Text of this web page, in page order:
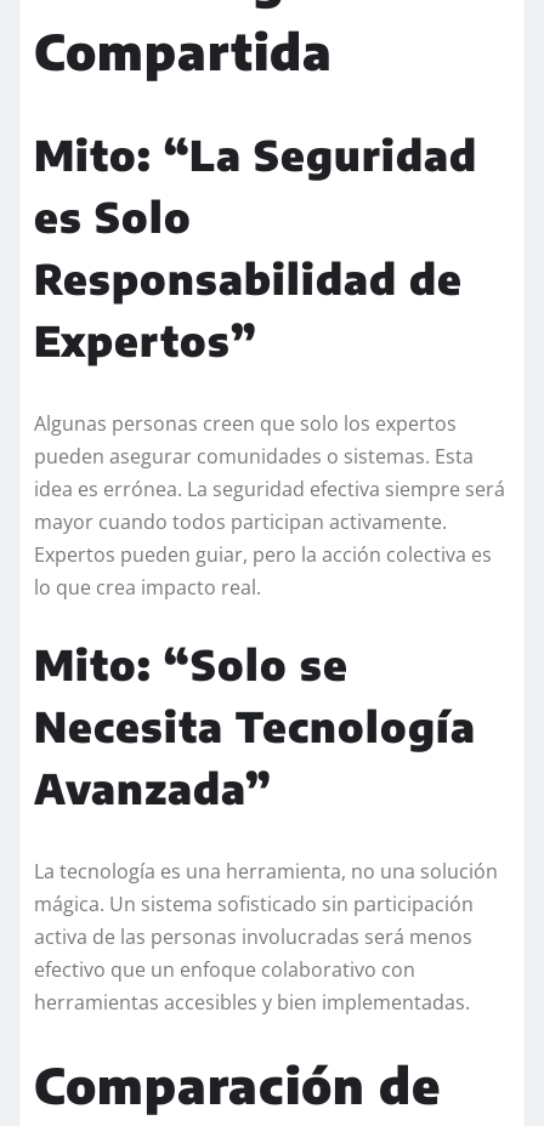
Compartida
Mito: “La Seguridad
es Solo
Responsabilidad de
Expertos”
Algunas personas creen que solo los expertos
pueden asegurar comunidades o sistemas. Esta
idea es errónea. La seguridad efectiva siempre será
mayor cuando todos participan activamente.
Expertos pueden guiar, pero la acción colectiva es
lo que crea impacto real.
Mito: “Solo se
Necesita Tecnología
Avanzada”
La tecnología es una herramienta, no una solución
mágica. Un sistema sofisticado sin participación
activa de las personas involucradas será menos
efectivo que un enfoque colaborativo con
herramientas accesibles y bien implementadas.
Comparación de